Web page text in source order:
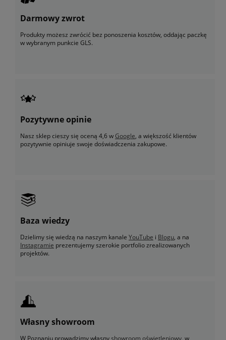
Darmowy zwrot
Produkty możesz zwrócić bez ponoszenia kosztów, oddając paczkę
w wybranym punkcie GLS.
Pozytywne opinie
Nasz sklep cieszy się oceną 4,6 wGoogle, a większość klientów
pozytywnie opiniuje swoje doświadczenia zakupowe.
Baza wiedzy
Dzielimy się wiedzą na naszym kanale YouTube i Blogu, a na
Instagramie prezentujemy szerokie portfolio zrealizowanych
projektów.
Własny showroom
W Poznaniu prowadzimy własnyshowroom oświetleniowy, w